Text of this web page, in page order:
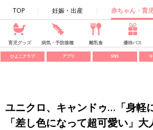
TOP 妊娠・出産 赤ちゃん・育
育児グッズ 病気・予防接種 離乳食 優待パス
ひよこクラブ アプリ SNS
ユニクロ、キャンドゥ…「身軽
「差し色になって超可愛い」